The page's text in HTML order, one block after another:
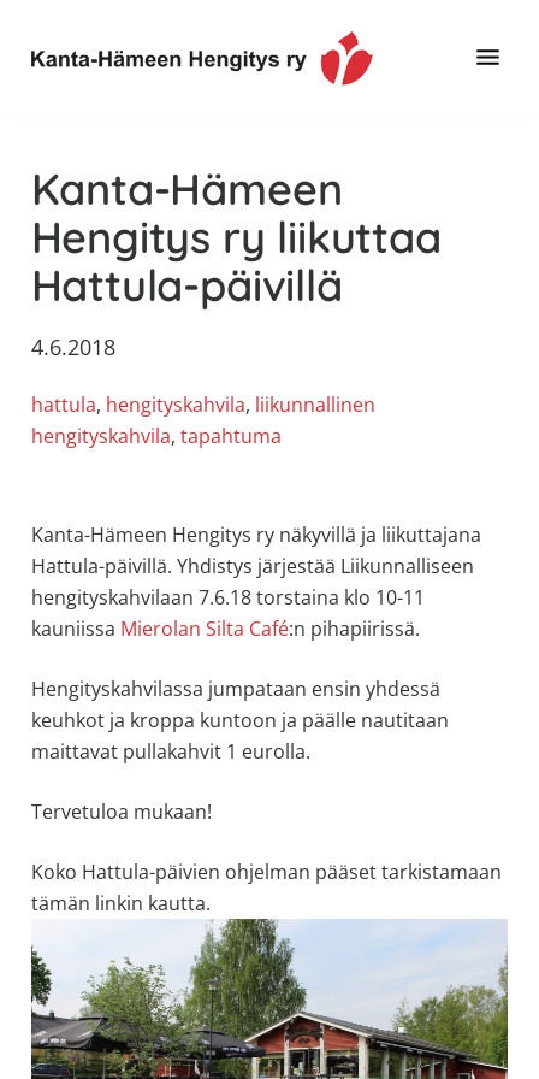
pääsisältöön
ensisijaiseen
alatunnisteeseen
Hämeen
Hengitys
ry
tietoa,
erityisesti
jos
sinua
astma,
muut
keuhkosairaudet,
tai
allergiat.
K-
H
ry
Kanta-Hämeen
Hengitys ry liikuttaa
Hattula-päivillä
4.6.2018
hattula, hengityskahvila, liikunnallinen
hengityskahvila, tapahtuma
Kanta-Hämeen Hengitys ry näkyvillä ja liikuttajana
Hattula-päivillä. Yhdistys järjestää Liikunnalliseen
hengityskahvilaan 7.6.18 torstaina klo 10-11
kauniissa Mierolan Silta Café:n pihapiirissä.
Hengityskahvilassa jumpataan ensin yhdessä
keuhkot ja kroppa kuntoon ja päälle nautitaan
maittavat pullakahvit 1 eurolla.
Tervetuloa mukaan!
Koko Hattula-päivien ohjelman pääset tarkistamaan
tämän linkin kautta.